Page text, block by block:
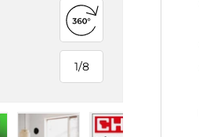
1/
von
8
360°-Ansicht öffnen